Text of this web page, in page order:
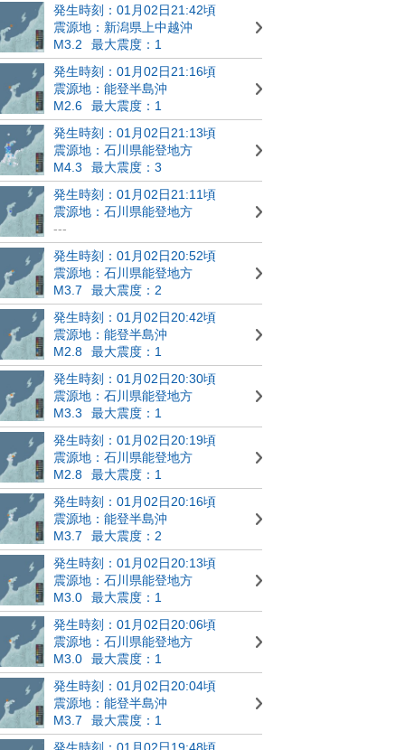
発生時刻：01月02日21:42頃
震源地：新潟県上中越沖
M3.2
最大震度：1
発生時刻：01月02日21:16頃
震源地：能登半島沖
M2.6
最大震度：1
発生時刻：01月02日21:13頃
震源地：石川県能登地方
M4.3
最大震度：3
発生時刻：01月02日21:11頃
震源地：石川県能登地方
---
発生時刻：01月02日20:52頃
震源地：石川県能登地方
M3.7
最大震度：2
発生時刻：01月02日20:42頃
震源地：能登半島沖
M2.8
最大震度：1
発生時刻：01月02日20:30頃
震源地：石川県能登地方
M3.3
最大震度：1
発生時刻：01月02日20:19頃
震源地：石川県能登地方
M2.8
最大震度：1
発生時刻：01月02日20:16頃
震源地：能登半島沖
M3.7
最大震度：2
発生時刻：01月02日20:13頃
震源地：石川県能登地方
M3.0
最大震度：1
発生時刻：01月02日20:06頃
震源地：石川県能登地方
M3.0
最大震度：1
発生時刻：01月02日20:04頃
震源地：能登半島沖
M3.7
最大震度：1
発生時刻：01月02日19:48頃